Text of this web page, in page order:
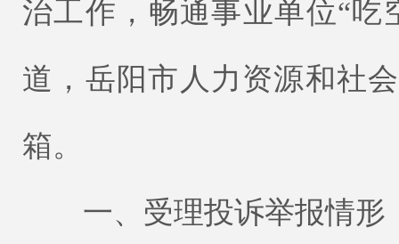
治工作，畅通事业单位“吃
道，岳阳市人力资源和社
箱。
一、受理投诉举报情形